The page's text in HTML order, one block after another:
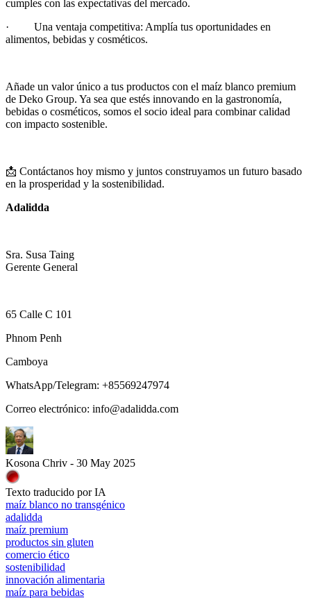
cumples con las expectativas del mercado.
· Una ventaja competitiva: Amplía tus oportunidades en
alimentos, bebidas y cosméticos.
Añade un valor único a tus productos con el maíz blanco premium
de Deko Group. Ya sea que estés innovando en la gastronomía,
bebidas o cosméticos, somos el socio ideal para combinar calidad
con impacto sostenible.
📩 Contáctanos hoy mismo y juntos construyamos un futuro basado
en la prosperidad y la sostenibilidad.
Adalidda
Sra. Susa Taing
Gerente General
65 Calle C 101
Phnom Penh
Camboya
WhatsApp/Telegram: +85569247974
Correo electrónico: info@adalidda.com
Kosona Chriv - 30 May 2025
Texto traducido por IA
maíz blanco no transgénico
adalidda
maíz premium
productos sin gluten
comercio ético
sostenibilidad
innovación alimentaria
maíz para bebidas